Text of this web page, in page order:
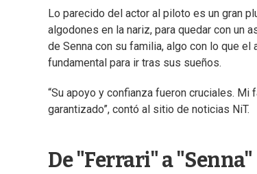
Lo parecido del actor al piloto es un gran
algodones en la nariz, para quedar con un
de Senna con su familia, algo con lo que
fundamental para ir tras sus sueños.
“Su apoyo y confianza fueron cruciales.
garantizado”, contó al sitio de noticias NiT.
De "Ferrari" a "Senna"